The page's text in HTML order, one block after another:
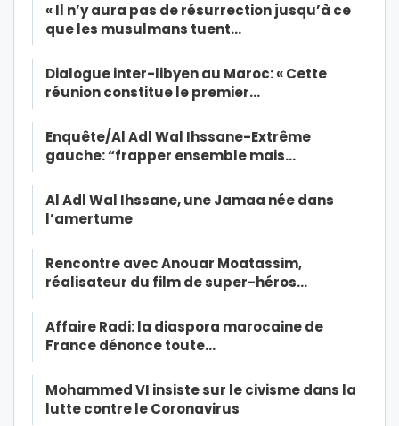
« Il n’y aura pas de résurrection jusqu’à ce
que les musulmans tuent…
Dialogue inter-libyen au Maroc: « Cette
réunion constitue le premier…
Enquête/Al Adl Wal Ihssane-Extrême
gauche: “frapper ensemble mais…
Al Adl Wal Ihssane, une Jamaa née dans
l’amertume
Rencontre avec Anouar Moatassim,
réalisateur du film de super-héros…
Affaire Radi: la diaspora marocaine de
France dénonce toute…
Mohammed VI insiste sur le civisme dans la
lutte contre le Coronavirus